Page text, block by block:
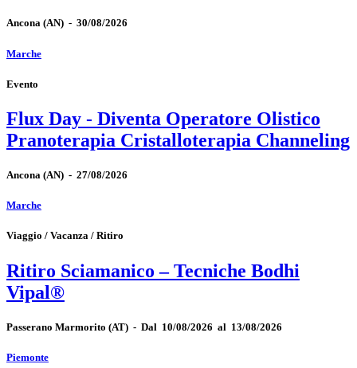
Ancona (AN) - 30/08/2026
Marche
Evento
Flux Day - Diventa Operatore Olistico
Pranoterapia Cristalloterapia Channeling
Ancona (AN) - 27/08/2026
Marche
Viaggio / Vacanza / Ritiro
Ritiro Sciamanico – Tecniche Bodhi
Vipal®
Passerano Marmorito (AT) - Dal 10/08/2026 al 13/08/2026
Piemonte